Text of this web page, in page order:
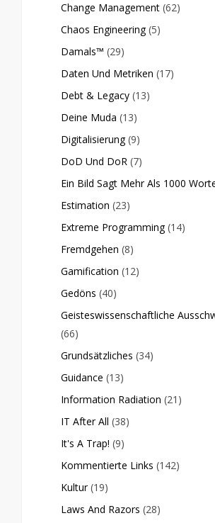
Change Management (62)
Chaos Engineering (5)
Damals™ (29)
Daten Und Metriken (17)
Debt & Legacy (13)
Deine Muda (13)
Digitalisierung (9)
DoD Und DoR (7)
Ein Bild Sagt Mehr Als 1000
Estimation (23)
Extreme Programming (14)
Fremdgehen (8)
Gamification (12)
Gedöns (40)
Geisteswissenschaftliche
(66)
Grundsätzliches (34)
Guidance (13)
Information Radiation (21)
IT After All (38)
It's A Trap! (9)
Kommentierte Links (142)
Kultur (19)
Laws And Razors (28)